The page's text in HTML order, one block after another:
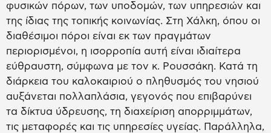
φυσικών πόρων, των υποδομών, των υπηρεσιών και
της ίδιας της τοπικής κοινωνίας. Στη Χάλκη, όπου οι
διαθέσιμοι πόροι είναι εκ των πραγμάτων
περιορισμένοι, η ισορροπία αυτή είναι ιδιαίτερα
εύθραυστη, σύμφωνα με τον κ. Ρουσσάκη. Κατά τη
διάρκεια του καλοκαιριού ο πληθυσμός του νησιού
αυξάνεται πολλαπλάσια, γεγονός που επιβαρύνει
τα δίκτυα ύδρευσης, τη διαχείριση απορριμμάτων,
τις μεταφορές και τις υπηρεσίες υγείας. Παράλληλα,